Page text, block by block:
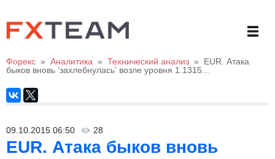
Форекс » Аналитика » Технический анализ »
EUR. Атака
быков вновь 'захлебнулась' возле уровня 1.1315...
09.10.2015 06:50 28
EUR. Атака быков вновь